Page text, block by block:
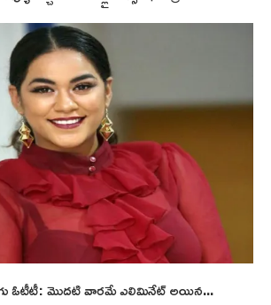
ఓటీటీ: మొదటి వారమే ఎలిమినేట్ అయిన...